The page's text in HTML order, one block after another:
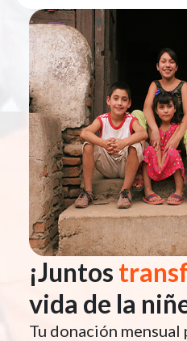
¡Juntos
vida de la
Tu donación